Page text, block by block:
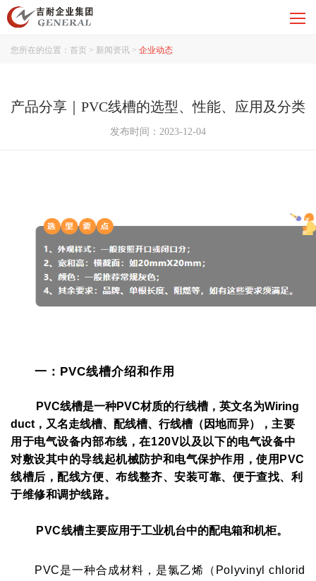
您所在的位置： 首页 > 新闻资讯 > 企业动态
产品分享｜PVC线槽的选型、性能、应用及分类
发布时间：2023-12-04
一：PVC线槽介绍和作用
PVC线槽是一种PVC材质的行线槽 ， 英文名为Wiring
duct ， 又名走线槽、配线槽、行线槽（因地而异）， 主要
用于电气设备内部布线，在120V以及以下的电气设备中
对敷设其中的导线起机械防护和电气保护作用，使用PVC
线槽后，配线方便、布线整齐、安装可靠、便于查找、利
于维修和调护线路。
PVC线槽主要应用于工业机台中的配电箱和机柜。
PVC是一种合成材料，是氯乙烯（Polyvinyl chlorid